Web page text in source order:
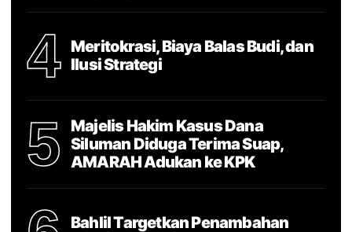
4
Meritokrasi, Biaya Balas Budi, dan
Ilusi Strategi
5
Majelis Hakim Kasus Dana
Siluman Diduga Terima Suap,
AMARAH Adukan ke KPK
Bahlil Targetkan Penambahan